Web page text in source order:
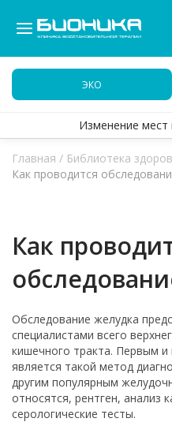
ЭКО
Изменение мест
Главная / Библиотека
Как проводится
Как
Обследование желудка
специалистами всего
кишечного тракта. Первым
является такой метод
другим популярным
относятся, рентген, анализ
серологические тесты.